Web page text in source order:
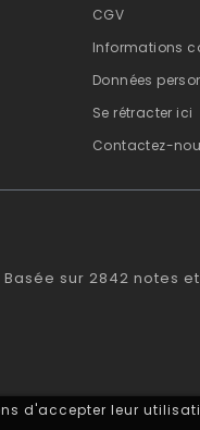
d'accepter leur
CGV
Informations
Données
Se rétracter ici
Contactez-
sur 2842 notes et